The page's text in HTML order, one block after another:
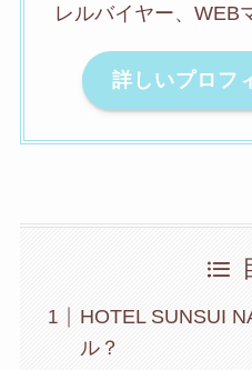
レルバイヤー、WEB
詳しいプロフ
HOTEL SUNSUI
ル？